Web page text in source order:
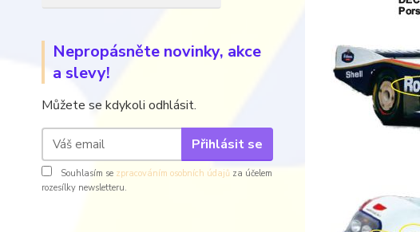
Nepropásněte novinky, akce
a slevy!
Můžete se kdykoli odhlásit.
Přihlásit se
Souhlasím se zpracováním osobních údajů za účelem
rozesílky newsletteru.